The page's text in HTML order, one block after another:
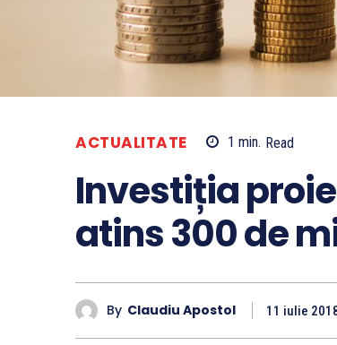
ACTUALITATE 1 min. Read
Investiția
atins 300 de
By Claudiu Apostol 11 iulie